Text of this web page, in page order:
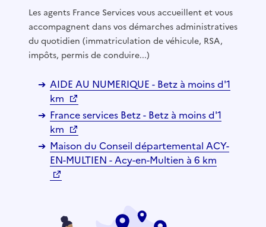
Les agents France Services vous accueillent et vous
accompagnent dans vos démarches administratives
du quotidien (immatriculation de véhicule, RSA,
impôts, permis de conduire...)
AIDE AU NUMERIQUE - Betz à moins d'1
km
France services Betz - Betz à moins d'1
km
Maison du Conseil départemental ACY-
EN-MULTIEN - Acy-en-Multien à 6 km